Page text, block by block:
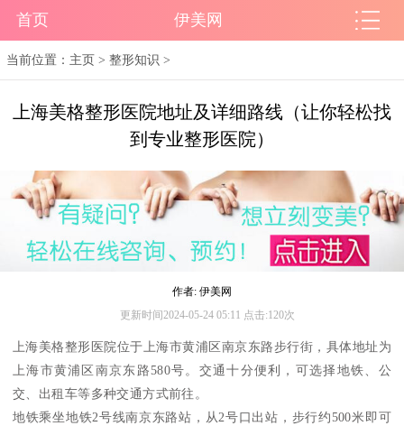
首页 伊美网
当前位置： 主页 >整形知识 >
上海美格整形医院地址及详细路线（让你轻松找
到专业整形医院）
作者: 伊美网
更新时间2024-05-24 05:11 点击:120次
上海美格整形医院位于上海市黄浦区南京东路步行街，具体地址为
上海市黄浦区南京东路580号。交通十分便利，可选择地铁、公
交、出租车等多种交通方式前往。
地铁乘坐地铁2号线南京东路站，从2号口出站，步行约500米即可